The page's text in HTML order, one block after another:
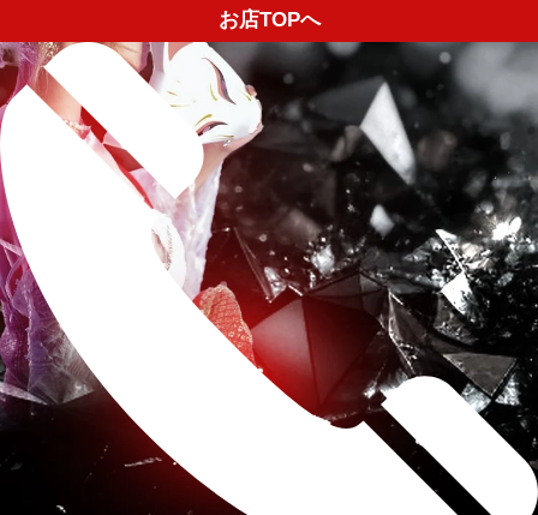
お店TOPへ